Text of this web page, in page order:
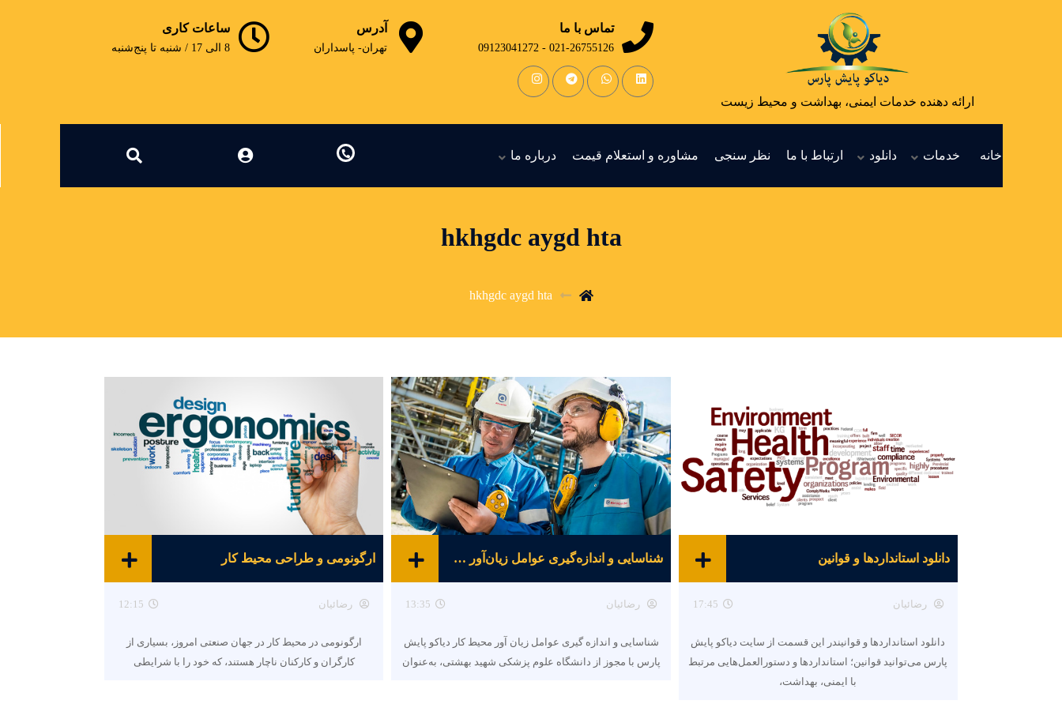
ارائه دهنده خدمات ایمنی، بهداشت و محیط زیست
تماس با ما
021-26755126 - 09123041272
آدرس
تهران- پاسداران
ساعات کاری
8 الی 17 / شنبه تا پنج‌شنبه
خانه خدمات دانلود ارتباط با ما نظر سنجی مشاوره و استعلام قیمت درباره ما
hkhgdc aygd hta
hkhgdc aygd hta
دانلود استانداردها و قوانین
رضائیان 17:45
دانلود استانداردها و قوانیندر این قسمت از سایت دیاکو پایش
پارس می‌توانید قوانین؛ استانداردها و دستورالعمل‌هایی مرتبط
با ایمنی، بهداشت،
شناسایی و اندازه‌گیری عوامل زیان‌آور محیط کار
رضائیان 13:35
شناسایی و اندازه گیری عوامل زیان آور محیط کار دیاکو پایش
پارس با مجوز از دانشگاه علوم پزشکی شهید بهشتی، به‌عنوان
ارگونومی و طراحی محیط کار
رضائیان 12:15
ارگونومی در محیط کار در جهان صنعتی امروز، بسیاری از
کارگران و کارکنان ناچار هستند، که خود را با شرایطی